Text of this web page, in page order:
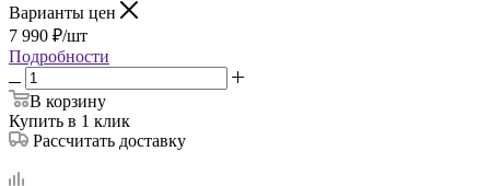
Варианты цен
7 990 ₽/шт
Подробности
В корзину
Купить в 1 клик
Рассчитать доставку